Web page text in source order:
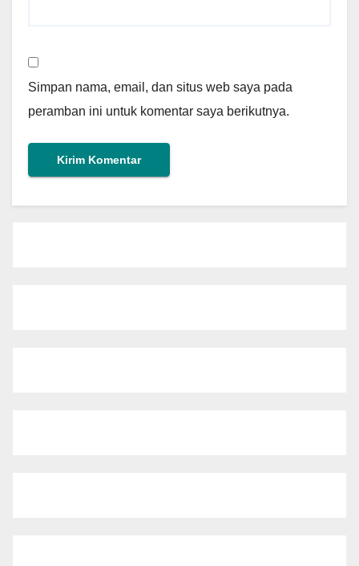
Simpan nama, email, dan situs web saya pada
peramban ini untuk komentar saya berikutnya.